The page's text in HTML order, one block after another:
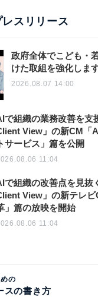
スリリース
政府全体でこども・
けた取組を強化しま
2026.08.07 14:00
で組織の業務改善を支
View」の新CM「
トサービス」篇を公開
11:04
で組織の改善点を見抜
View」の新テレ
」篇の放映を開始
11:04
の
スの書き方